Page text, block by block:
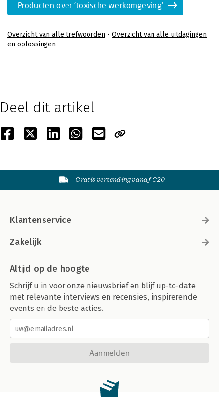
Producten over 'toxische werkomgeving'
Overzicht van alle trefwoorden - Overzicht van alle uitdagingen
en oplossingen
Deel dit artikel
Gratis verzending vanaf €20
Klantenservice
Zakelijk
Altijd op de hoogte
Schrijf u in voor onze nieuwsbrief en blijf up-to-date
met relevante interviews en recensies, inspirerende
events en de beste acties.
Aanmelden